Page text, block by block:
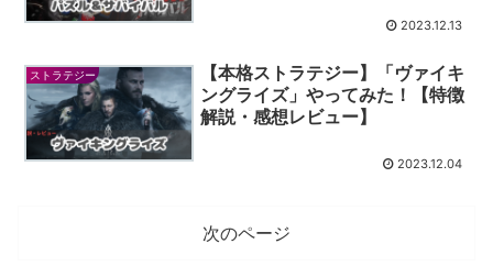
2023.12.13
ストラテジー
【本格ストラテジー】「ヴァイキ
ングライズ」やってみた！【特徴
解説・感想レビュー】
2023.12.04
次のページ